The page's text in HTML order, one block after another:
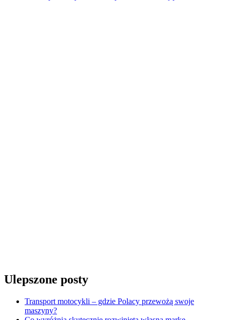
Ulepszone posty
Transport motocykli – gdzie Polacy przewożą swoje
maszyny?